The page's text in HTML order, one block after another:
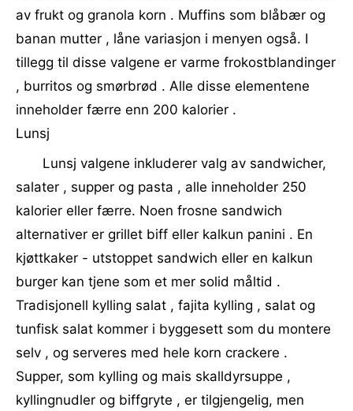
av frukt og granola korn . Muffins som blåbær og
banan mutter , låne variasjon i menyen også. I
tillegg til disse valgene er varme frokostblandinger
, burritos og smørbrød . Alle disse elementene
inneholder færre enn 200 kalorier .
Lunsj
Lunsj valgene inkluderer valg av sandwicher,
salater , supper og pasta , alle inneholder 250
kalorier eller færre. Noen frosne sandwich
alternativer er grillet biff eller kalkun panini . En
kjøttkaker - utstoppet sandwich eller en kalkun
burger kan tjene som et mer solid måltid .
Tradisjonell kylling salat , fajita kylling , salat og
tunfisk salat kommer i byggesett som du montere
selv , og serveres med hele korn crackere .
Supper, som kylling og mais skalldyrsuppe ,
kyllingnudler og biffgryte , er tilgjengelig, men